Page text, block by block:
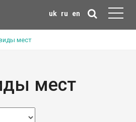
uk ru en
мест
мест